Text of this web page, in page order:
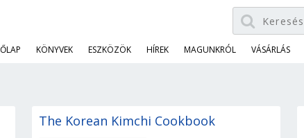
KÖNYVEK ESZKÖZÖK HÍREK MAGUNKRÓL VÁSÁRLÁS
The Korean Kimchi Cookbook